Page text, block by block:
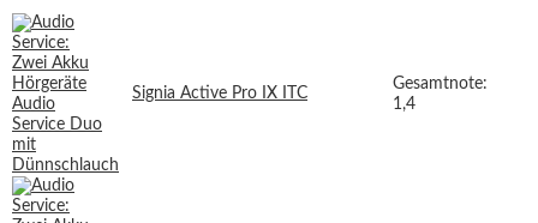
Signia Active Pro IX ITC
Gesamtnote:
1,4